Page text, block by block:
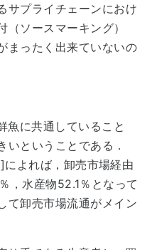
サプライチェーンにおけ
ソースマーキング）
まったく出来ていないの
魚に共通していること
いということである．
]によれば，卸売市場経由
，水産物52.1％となって
て卸売市場流通がメイン